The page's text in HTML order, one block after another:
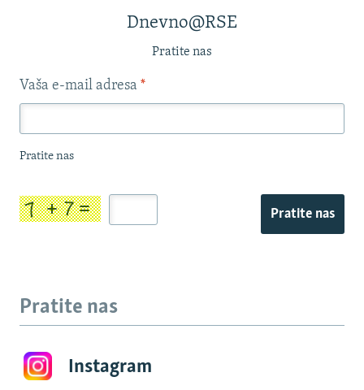
Dnevno@RSE
Pratite nas
Vaša e-mail adresa *
Pratite nas
Pratite nas
Pratite nas
Instagram